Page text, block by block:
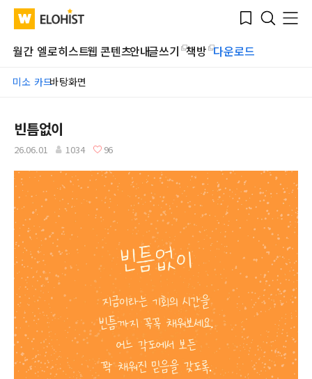
WATV Elohist-
Home
Bookmark
Search
Menu
월간 엘로히스트웹 콘텐츠안내글쓰기 책방 다운로드
미소 카드바탕화면
Submit
빈틈없이
26.06.01 1034 96